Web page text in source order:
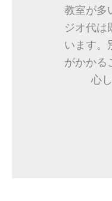
教室が多
ジオ代は
います。
がかかる
心